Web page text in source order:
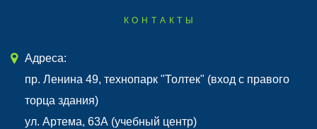
КОНТАКТЫ
Адреса:
пр. Ленина 49, технопарк "Толтек" (вход с правого
торца здания)
ул. Артема, 63А (учебный центр)